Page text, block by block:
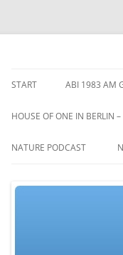
Zum
START ABI 1983 AM
HOUSE OF ONE IN BERLIN
NATURE PODCAST